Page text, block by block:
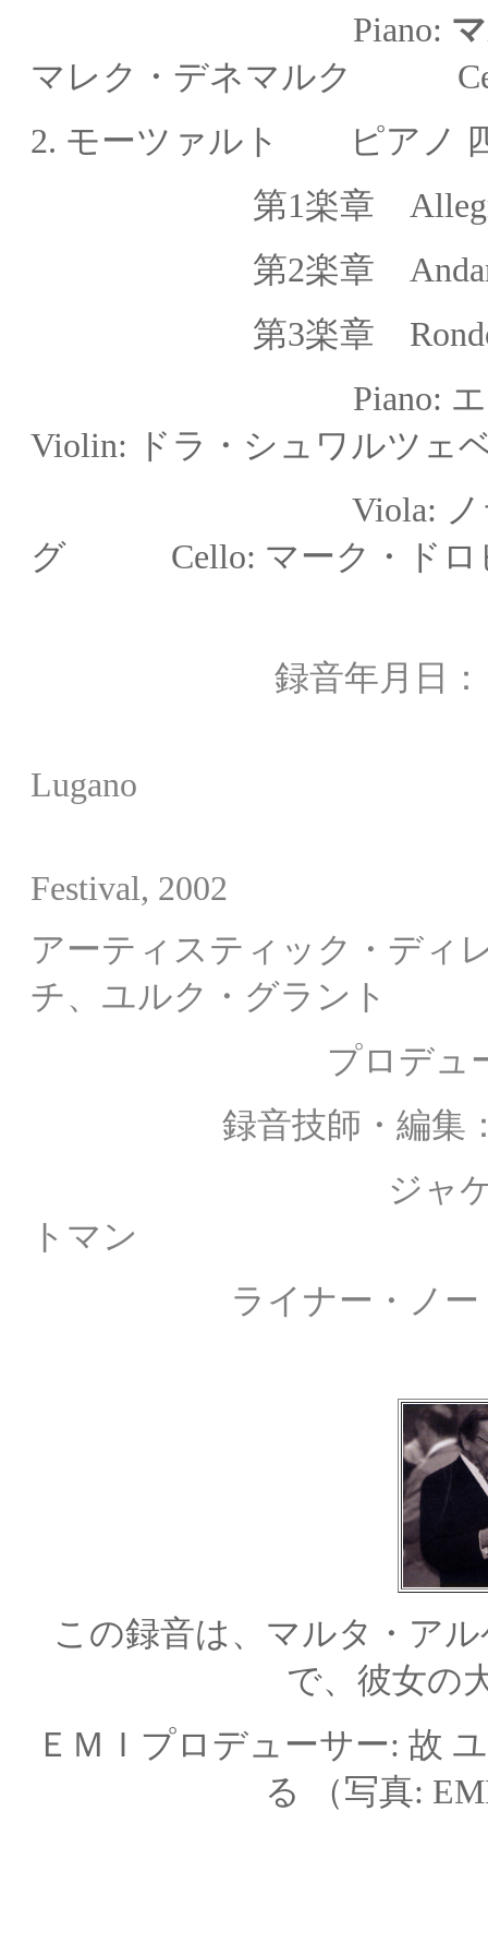
Piano:
マレク・デネマルク
2. モーツァルト
ピアノ
第1楽章
第2楽章
第3楽章
Piano: エフゲ
Violin: ドラ・シュワルツェ
Viola: ノラ・ロマ
グ Cello: マーク・ド
録音年月日
Lugano
Festival, 2002
アーティスティック・ディ
チ、ユルク・グラント
プロデュー
録音技師・編集： ウ
ジャ
トマン
ライナー・ノート
この録音は、マルタ・ア
で、彼女の
ＥＭＩプロデューサー: 故
る （写真: